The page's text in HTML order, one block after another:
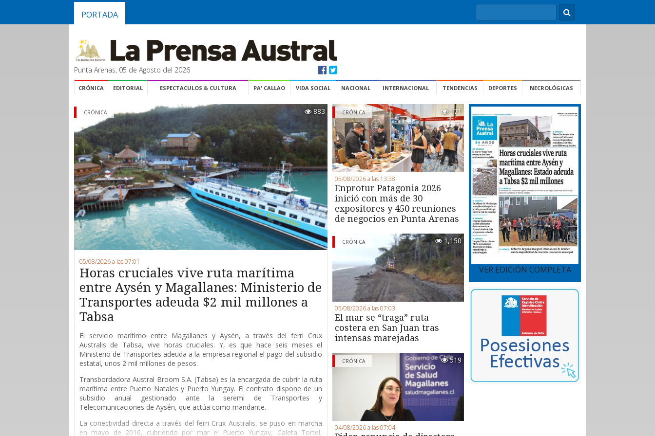
PORTADA
Punta Arenas, 05 de Agosto del 2026
CRÓNICA EDITORIAL ESPECTACULOS & CULTURA PA' CALLAO VIDA SOCIAL NACIONAL INTERNACIONAL TENDENCIAS DEPORTES NECROLÓGICAS
883
CRÓNICA
05/08/2026 a las 07:01
Horas cruciales vive ruta marítima
entre Aysén y Magallanes: Ministerio de
Transportes adeuda $2 mil millones a
Tabsa
El servicio marítimo entre Magallanes y Aysén, a través del ferri Crux
Australis de Tabsa, vive horas cruciales. Y, es que hace seis meses el
Ministerio de Transportes adeuda a la empresa regional el pago del subsidio
estatal, unos 2 mil millones de pesos.
Transbordadora Austral Broom S.A. (Tabsa) es la encargada de cubrir la ruta
marítima entre Puerto Natales y Puerto Yungay. El contrato dispone de un
subsidio anual gestionado ante la seremi de Transportes y
Telecomunicaciones de Aysén, que actúa como mandante.
La conectividad directa a través del ferri Crux Australis, se puso en marcha
en mayo de 2016, cubriendo por mar el Puerto Yungay, Caleta Tortel,
CRÓNICA 171
05/08/2026 a las 13:38
Enprotur Patagonia 2026
inició con más de 30
expositores y 450 reuniones
de negocios en Punta Arenas
CRÓNICA 1,150
05/08/2026 a las 07:03
El mar se “traga” ruta
costera en San Juan tras
intensas marejadas
CRÓNICA 519
04/08/2026 a las 07:04
VER EDICIÓN COMPLETA